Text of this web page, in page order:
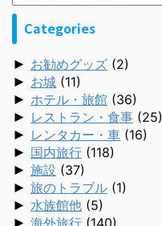
Categories
► お勧めグッズ (2)
► お城 (11)
► ホテル・旅館 (36)
► レストラン・食事 (25)
► レンタカー・車 (16)
► 国内旅行 (118)
► 施設 (37)
► 旅のトラブル (1)
► 水族館他 (5)
► 海外旅行 (140)